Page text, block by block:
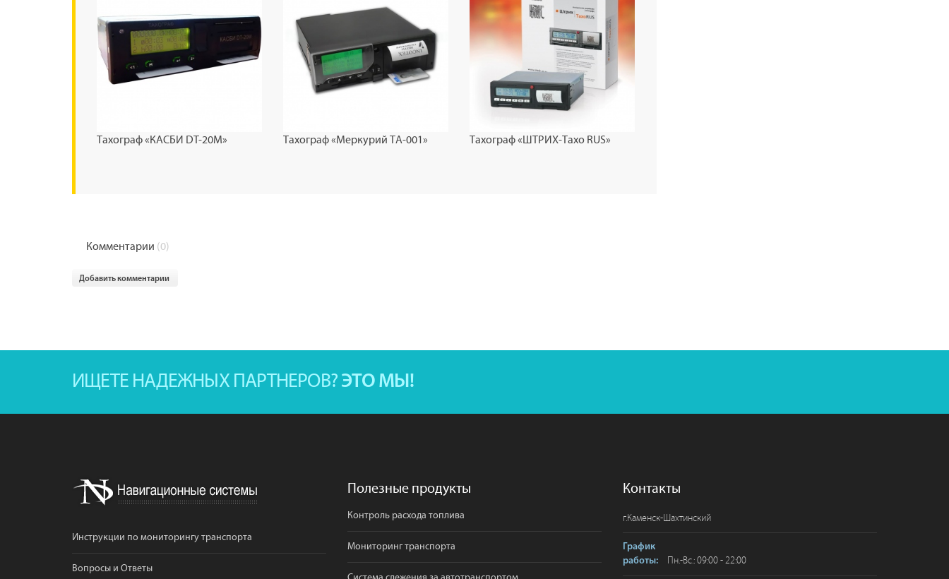
Тахограф «КАСБИ DT-20М» Тахограф «Меркурий ТА-001» Тахограф «ШТРИХ-Тахо RUS»
Комментарии (0)
Добавить комментарии
ИЩЕТЕ НАДЕЖНЫХ ПАРТНЕРОВ? ЭТО МЫ!
Инструкции по мониторингу транспорта
Вопросы и Ответы
Полезные продукты
Контроль расхода топлива
Мониторинг транспорта
Контакты
г.Каменск-Шахтинский
График
работы:
Пн.-Вс.: 09:00 - 22:00